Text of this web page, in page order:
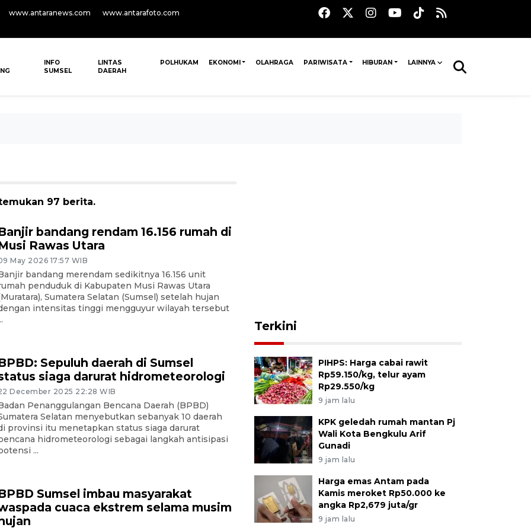
www.antaranews.com www.antarafoto.com
INFO
SUMSEL
LINTAS
DAERAH
POLHUKAM EKONOMI OLAHRAGA PARIWISATA HIBURAN LAINNYA
97 berita.
bandang rendam 16.156 rumah di
Rawas Utara
May 2026 17:57 WIB
bandang merendam sedikitnya 16.156 unit
penduduk di Kabupaten Musi Rawas Utara
Sumatera Selatan (Sumsel) setelah hujan
intensitas tinggi mengguyur wilayah tersebut
Sepuluh daerah di Sumsel
siaga darurat hidrometeorologi
December 2025 22:28 WIB
Penanggulangan Bencana Daerah (BPBD)
Selatan menyebutkan sebanyak 10 daerah
provinsi itu menetapkan status siaga darurat
hidrometeorologi sebagai langkah antisipasi
...
Sumsel imbau masyarakat
cuaca ekstrem selama musim
Terkini
PIHPS: Harga cabai rawit
Rp59.150/kg, telur ayam
Rp29.550/kg
9 jam lalu
KPK geledah rumah mantan Pj
Wali Kota Bengkulu Arif
Gunadi
9 jam lalu
Harga emas Antam pada
Kamis meroket Rp50.000 ke
angka Rp2,679 juta/gr
9 jam lalu